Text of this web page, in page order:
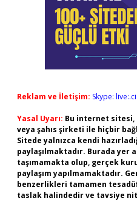
Reklam ve İletişim: Skype:
Yasal Uyarı: Bu internet sitesi,
veya şahıs şirketi ile hiçbir
Sitede yalnızca kendi
paylaşılmaktadır. Burada
taşımamakta olup, gerçek
paylaşım yapılmamaktadır.
benzerlikleri tamamen
taslak halindedir ve tavsiye